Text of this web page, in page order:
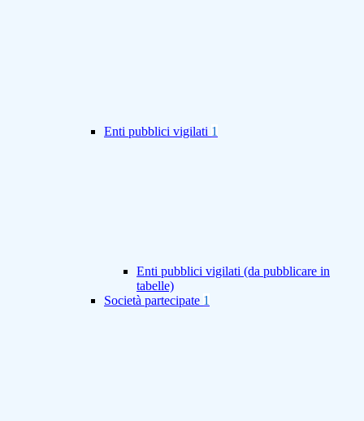
Enti pubblici vigilati 1
Enti pubblici vigilati (da pubblicare in
tabelle)
Società partecipate 1